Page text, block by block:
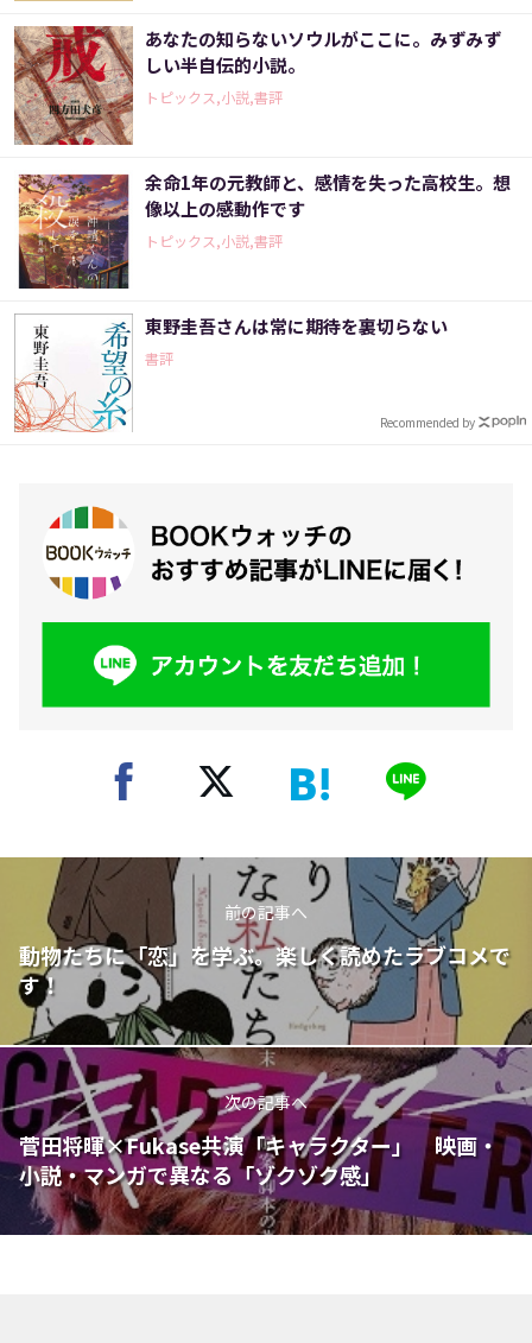
あなたの知らないソウルがここに。みずみず
しい半自伝的小説。
トピックス,小説,書評
余命1年の元教師と、感情を失った高校生。想
像以上の感動作です
トピックス,小説,書評
東野圭吾さんは常に期待を裏切らない
書評
Recommended by
前の記事へ
動物たちに「恋」を学ぶ。楽しく読めたラブコメで
す！
次の記事へ
菅田将暉×Fukase共演「キャラクター」 映画・
小説・マンガで異なる「ゾクゾク感」